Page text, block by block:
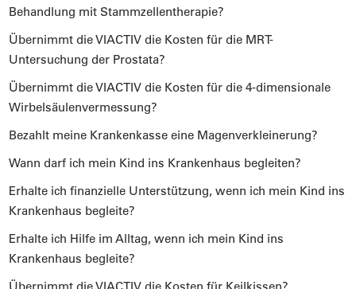
Behandlung mit Stammzellentherapie?
Übernimmt die VIACTIV die Kosten für die MRT-
Untersuchung der Prostata?
Übernimmt die VIACTIV die Kosten für die 4-dimensionale
Wirbelsäulenvermessung?
Bezahlt meine Krankenkasse eine Magenverkleinerung?
Wann darf ich mein Kind ins Krankenhaus begleiten?
Erhalte ich finanzielle Unterstützung, wenn ich mein Kind ins
Krankenhaus begleite?
Erhalte ich Hilfe im Alltag, wenn ich mein Kind ins
Krankenhaus begleite?
Übernimmt die VIACTIV die Kosten für Keilkissen?